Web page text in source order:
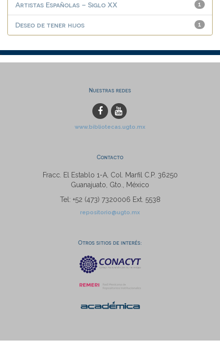
1
Artistas Españolas – Siglo XX
1
Deseo de tener hijos
Nuestras redes
www.bibliotecas.ugto.mx
Contacto
Fracc. El Establo 1-A, Col. Marfil C.P. 36250
Guanajuato, Gto., México
Tel: +52 (473) 7320006 Ext. 5538
repositorio@ugto.mx
Otros sitios de interés: